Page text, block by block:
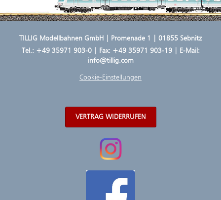
TILLIG Modellbahnen GmbH | Promenade 1 | 01855 Sebnitz
Tel.: +49 35971 903-0| Fax: +49 35971 903-19 | E-Mail:
info@tillig.com
Cookie-Einstellungen
VERTRAG WIDERRUFEN